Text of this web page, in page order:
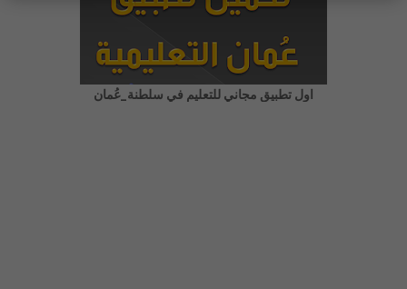
اول تطبيق مجاني للتعليم في سلطنة_عُمان